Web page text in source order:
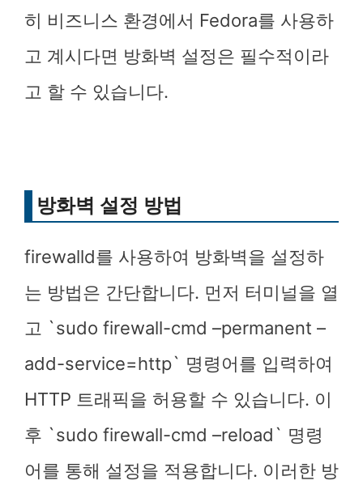
히 비즈니스 환경에서 Fedora를 사용하
고 계시다면 방화벽 설정은 필수적이라
고 할 수 있습니다.
방화벽 설정 방법
firewalld를 사용하여 방화벽을 설정하
는 방법은 간단합니다. 먼저 터미널을 열
고 `sudo firewall-cmd –permanent –
add-service=http` 명령어를 입력하여
HTTP 트래픽을 허용할 수 있습니다. 이
후 `sudo firewall-cmd –reload` 명령
어를 통해 설정을 적용합니다. 이러한 방